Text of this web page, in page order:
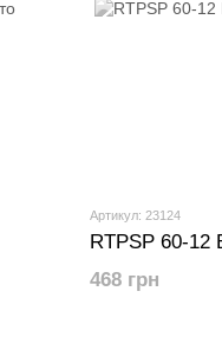
Артикул: 23124
RTPSP 60-12
468 грн